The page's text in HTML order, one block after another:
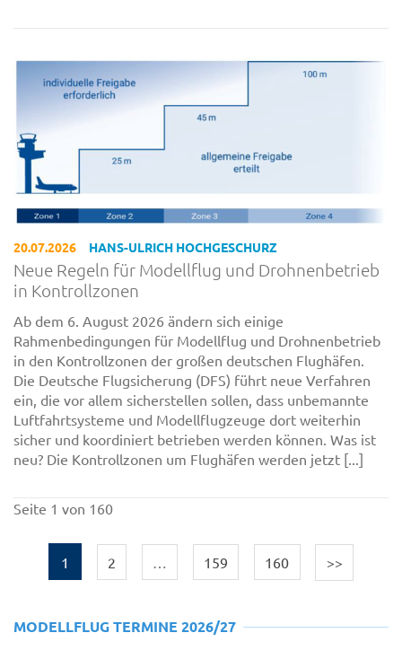
20.07.2026 HANS-ULRICH HOCHGESCHURZ
Neue Regeln für Modellflug und Drohnenbetrieb
in Kontrollzonen
Ab dem 6. August 2026 ändern sich einige
Rahmenbedingungen für Modellflug und Drohnenbetrieb
in den Kontrollzonen der großen deutschen Flughäfen.
Die Deutsche Flugsicherung (DFS) führt neue Verfahren
ein, die vor allem sicherstellen sollen, dass unbemannte
Luftfahrtsysteme und Modellflugzeuge dort weiterhin
sicher und koordiniert betrieben werden können. Was ist
neu? Die Kontrollzonen um Flughäfen werden jetzt [...]
Seite 1 von 160
1 2 159 160 >>
MODELLFLUG TERMINE 2026/27